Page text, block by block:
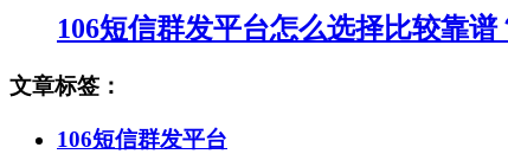
106短信群发平台怎么选择比较靠谱
文章标签：
106短信群发平台